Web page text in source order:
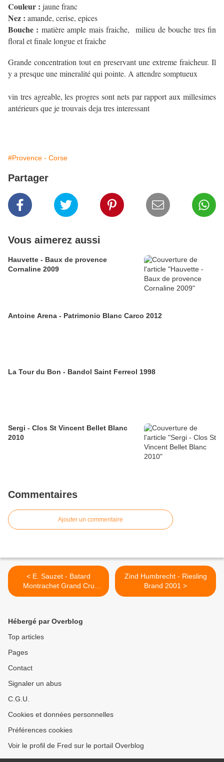
Couleur : jaune franc
Nez : amande, cerise, epices
Bouche : matière ample mais fraiche, milieu de bouche tres fin
floral et finale longue et fraiche
Grande concentration tout en preservant une extreme fraicheur. Il
y a presque une mineralité qui pointe. A attendre somptueux
vin tres agreable, les progres sont nets par rapport aux millesimes
antérieurs que je trouvais deja tres interessant
#Provence - Corse
Partager
Vous aimerez aussi
Hauvette - Baux de provence
Cornaline 2009
Antoine Arena - Patrimonio Blanc Carco 2012
La Tour du Bon - Bandol Saint Ferreol 1998
Sergi - Clos St Vincent Bellet Blanc
2010
Commentaires
Ajouter un commentaire
< E. Sauzet - Batard
Montrachet Grand Cru
2007
Zind Humbrecht - Riesling
Brand 2001 >
Hébergé par Overblog
Top articles
Pages
Contact
Signaler un abus
C.G.U.
Cookies et données personnelles
Préférences cookies
Voir le profil de Fred sur le portail Overblog